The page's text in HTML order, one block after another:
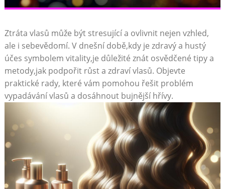
Ztráta vlasů může být stresující ⁤a ovlivnit nejen vzhled,
ale i sebevědomí. V dnešní době,kdy je zdravý a hustý
účes‍ symbolem vitality,je důležité znát ⁤osvědčené tipy a
metody,jak ⁤podpořit růst a zdraví vlasů. Objevte ​
praktické rady, které vám pomohou řešit problém
vypadávání vlasů a dosáhnout bujnější ⁢hřívy.